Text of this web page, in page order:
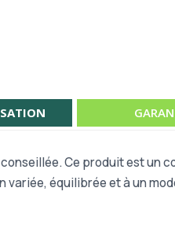
Ce produit est un
équilibrée et à un